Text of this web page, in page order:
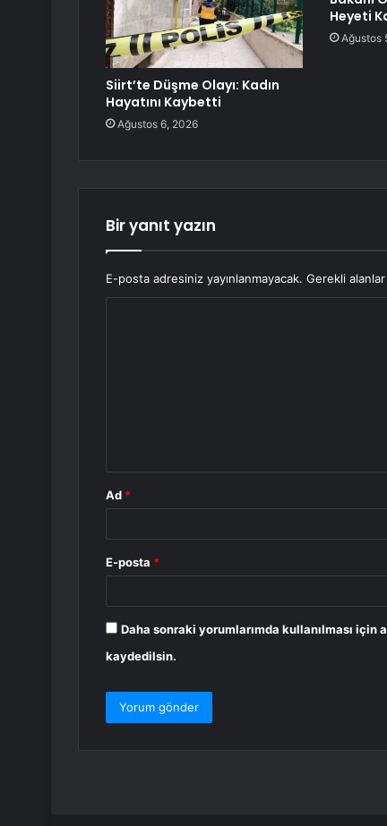
Siirt’te Düşme Olayı: Kadın
Hayatını Kaybetti
Ağustos 6, 2026
Heyeti
Ağustos
Bir yanıt yazın
E-posta adresiniz yayınlanmayacak. Gerekli alanlar
Ad *
E-posta *
Daha sonraki yorumlarımda kullanılması için
kaydedilsin.